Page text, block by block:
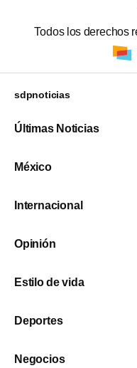
Todos los derechos
sdpnoticias
Últimas Noticias
México
Internacional
Opinión
Estilo de vida
Deportes
Negocios